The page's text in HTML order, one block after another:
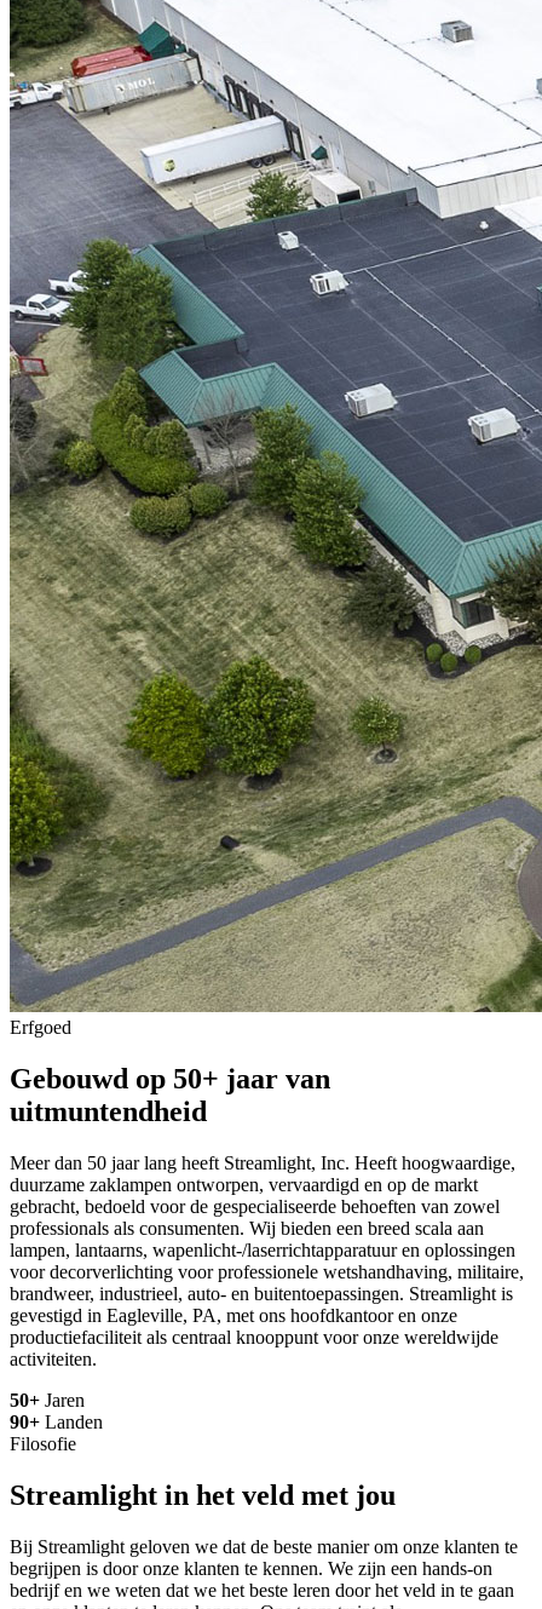
Erfgoed
Gebouwd op 50+ jaar van
uitmuntendheid
Meer dan 50 jaar lang heeft Streamlight, Inc. Heeft hoogwaardige,
duurzame zaklampen ontworpen, vervaardigd en op de markt
gebracht, bedoeld voor de gespecialiseerde behoeften van zowel
professionals als consumenten. Wij bieden een breed scala aan
lampen, lantaarns, wapenlicht-/laserrichtapparatuur en oplossingen
voor decorverlichting voor professionele wetshandhaving, militaire,
brandweer, industrieel, auto- en buitentoepassingen. Streamlight is
gevestigd in Eagleville, PA, met ons hoofdkantoor en onze
productiefaciliteit als centraal knooppunt voor onze wereldwijde
activiteiten.
50+ Jaren
90+ Landen
Filosofie
Streamlight in het veld met jou
Bij Streamlight geloven we dat de beste manier om onze klanten te
begrijpen is door onze klanten te kennen. We zijn een hands-on
bedrijf en we weten dat we het beste leren door het veld in te gaan